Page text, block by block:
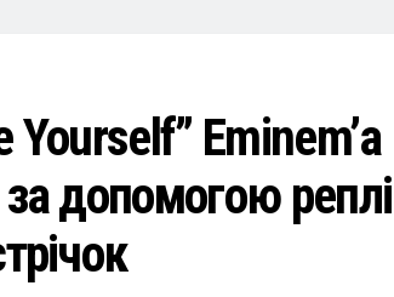
Yourself” Eminemʼа
допомогою